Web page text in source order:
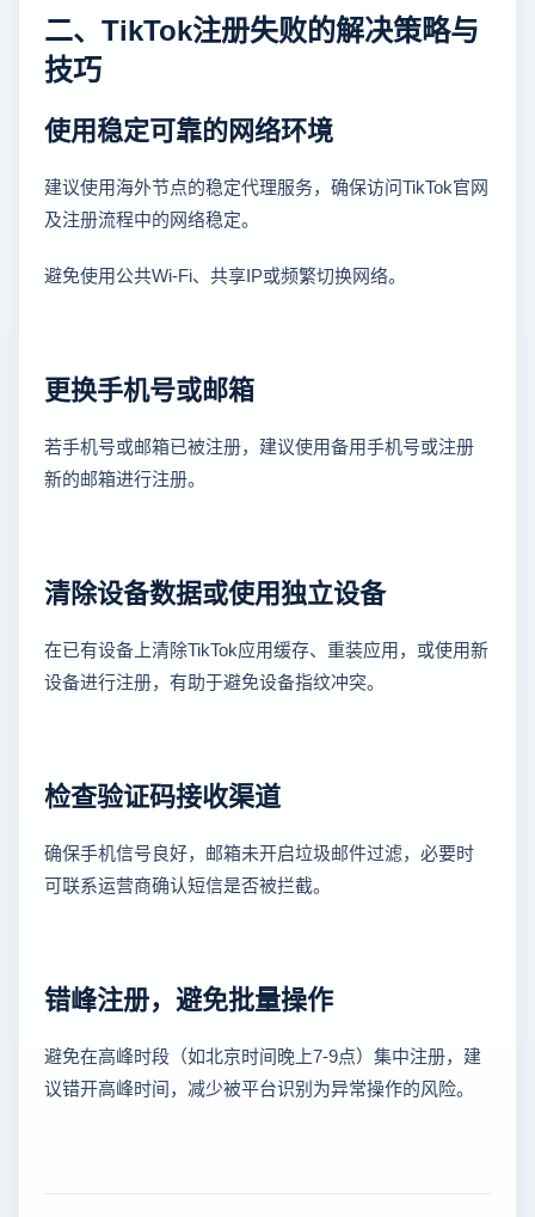
二、TikTok注册失败的解决策略与
技巧
使用稳定可靠的网络环境
建议使用海外节点的稳定代理服务，确保访问TikTok官网
及注册流程中的网络稳定。
避免使用公共Wi-Fi、共享IP或频繁切换网络。
更换手机号或邮箱
若手机号或邮箱已被注册，建议使用备用手机号或注册
新的邮箱进行注册。
清除设备数据或使用独立设备
在已有设备上清除TikTok应用缓存、重装应用，或使用新
设备进行注册，有助于避免设备指纹冲突。
检查验证码接收渠道
确保手机信号良好，邮箱未开启垃圾邮件过滤，必要时
可联系运营商确认短信是否被拦截。
错峰注册，避免批量操作
避免在高峰时段（如北京时间晚上7-9点）集中注册，建
议错开高峰时间，减少被平台识别为异常操作的风险。